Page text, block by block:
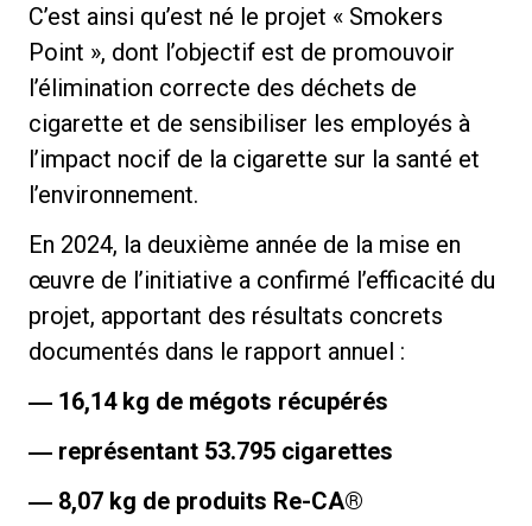
C’est ainsi qu’est né le projet « Smokers
Point », dont l’objectif est de promouvoir
l’élimination correcte des déchets de
cigarette et de sensibiliser les employés à
l’impact nocif de la cigarette sur la santé et
l’environnement.
En 2024, la deuxième année de la mise en
œuvre de l’initiative a confirmé l’efficacité du
projet, apportant des résultats concrets
documentés dans le rapport annuel :
― 16,14 kg de mégots récupérés
― représentant 53.795 cigarettes
― 8,07 kg de produits Re-CA®
Connect
Nous contacter
Politique de confidentialité